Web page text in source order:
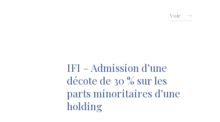
Voir
IFI – Admission d’une
décote de 30 % sur les
parts minoritaires d’une
holding